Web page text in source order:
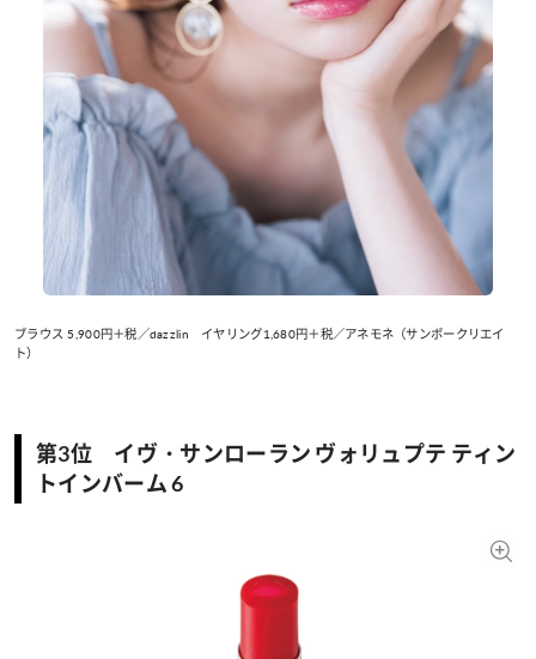
ブラウス 5,900円＋税／dazzlin イヤリング1,680円＋税／アネモネ（サンポークリエイ
ト）
第3位 イヴ・サンローラン ヴォリュプテ ティン
トインバーム 6